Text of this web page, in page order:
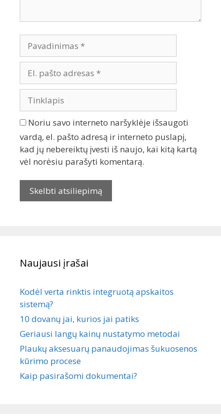
Noriu savo interneto naršyklėje išsaugoti
vardą, el. pašto adresą ir interneto puslapį,
kad jų nebereiktų įvesti iš naujo, kai kitą kartą
vėl norėsiu parašyti komentarą.
Naujausi įrašai
Kodėl verta rinktis integruotą apskaitos
sistemą?
10 dovanų jai, kurios jai patiks
Geriausi langų kainų nustatymo metodai
Plaukų aksesuarų panaudojimas šukuosenos
kūrimo procese
Kaip pasirašomi dokumentai?